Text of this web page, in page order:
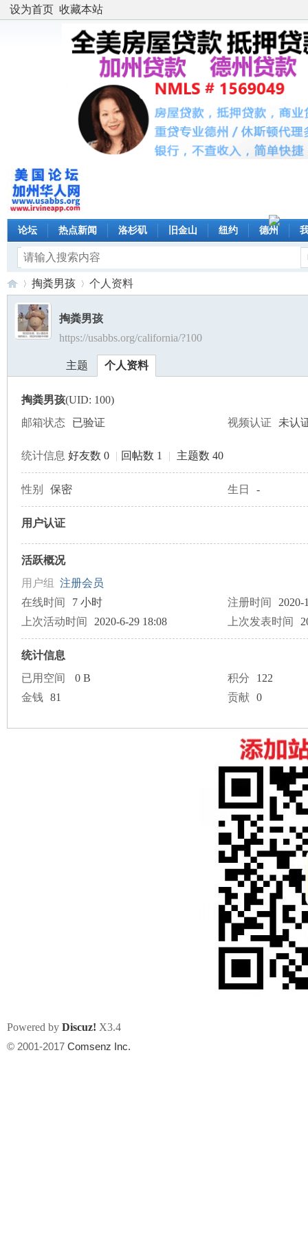
设为首页 收藏本站
论坛 热点新闻 洛杉矶 旧金山 纽约 德州
美
州
›
掏粪男孩
›
个人资料
掏粪男孩
https://usabbs.org/california/?100
主题 个人资料
掏粪男孩(UID: 100)
邮箱状态
已验证 视频认证 未认
统计信息 好友数 0 | 回帖数 1 | 主题数 40
性别 保密 生日 -
用户认证
活跃概况
用户组 注册会员
在线时间
7 小时 注册时间
2020-
上次活动时间
2020-6-29 18:08 上次发表时间
统计信息
已用空间
0 B 积分
122
金钱
81 贡献 0
Powered by Discuz! X3.4
© 2001-2017 Comsenz Inc.